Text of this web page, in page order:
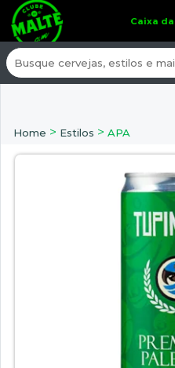
Caixa
Home > Estilos > APA